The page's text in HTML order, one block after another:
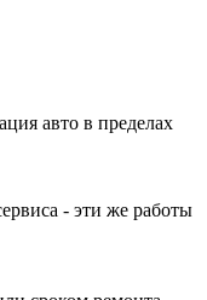
авто в пределах
- эти же работы